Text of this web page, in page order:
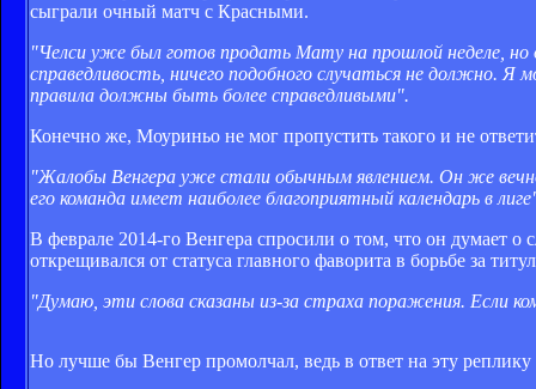
сыграли очный матч с Красными.
"Челси уже был готов продать Мату на прошлой неделе,
справедливость, ничего подобного случаться не должно.
правила должны быть более справедливыми".
Конечно же, Моуриньо не мог пропустить такого и не
"Жалобы Венгера уже стали обычным явлением. Он же
его команда имеет наиболее благоприятный календарь в
В феврале 2014-го Венгера спросили о том, что он думает
открещивался от статуса главного фаворита в борьбе за
"Думаю, эти слова сказаны из-за страха поражения. Если
Но лучше бы Венгер промолчал, ведь в ответ на эту